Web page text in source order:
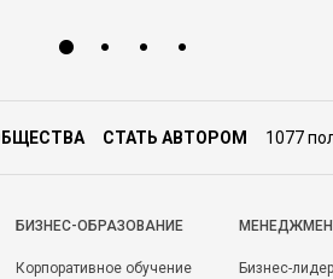
СТАТЬ АВТОРОМ 1077
БИЗНЕС-ОБРАЗОВАНИЕ
Корпоративное обучение
Бизнес-